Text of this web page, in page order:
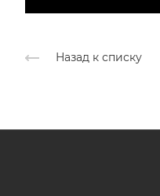
Назад к списку